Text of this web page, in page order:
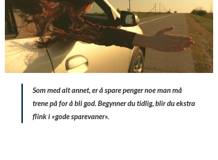
Som med alt annet, er å spare penger noe man må
trene på for å bli god. Begynner du tidlig, blir du ekstra
flink i «gode sparevaner».